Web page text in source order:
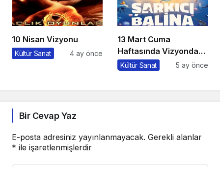
10 Nisan Vizyonu
Kültür Sanat 4 ay önce
13 Mart Cuma
Haftasında Vizyonda
Hangi Filmler Var?
Kültür Sanat 5 ay önce
Bir Cevap Yaz
E-posta adresiniz yayınlanmayacak. Gerekli alanlar
* ile işaretlenmişlerdir